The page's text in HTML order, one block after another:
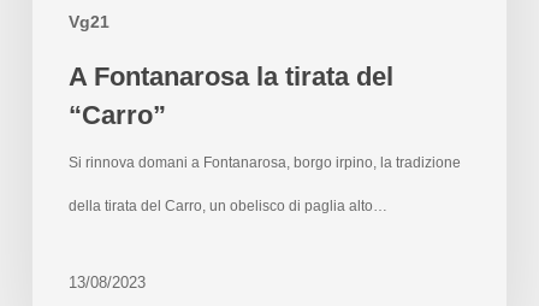
Vg21
A Fontanarosa la tirata del
“Carro”
Si rinnova domani a Fontanarosa, borgo irpino, la tradizione
della tirata del Carro, un obelisco di paglia alto…
13/08/2023